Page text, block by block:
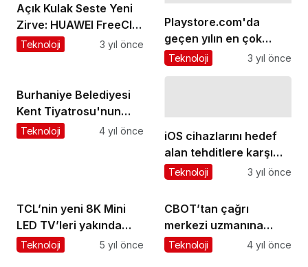
Açık Kulak Seste Yeni
Zirve: HUAWEI FreeClip
C-köprülü Tasarım
Teknoloji 3 yıl önce
Playstore.com'da
geçen yılın en çok
tercih edilen oyunları
Teknoloji 3 yıl önce
Burhaniye Belediyesi
Kent Tiyatrosu'nun
Yeni Oyunu Sahnelendi
Teknoloji 4 yıl önce
iOS cihazlarını hedef
alan tehditlere karşı
yeni bir önlem!
Teknoloji 3 yıl önce
TCL’nin yeni 8K Mini
LED TV’leri yakında
Türkiye’de
Teknoloji 5 yıl önce
CBOT’tan çağrı
merkezi uzmanına
yapay zeka dopingi
Teknoloji 4 yıl önce